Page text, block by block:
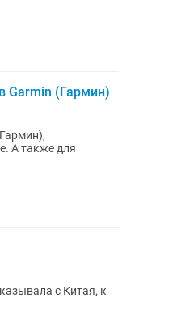
Garmin (Гармин)
А также для
с Китая, к